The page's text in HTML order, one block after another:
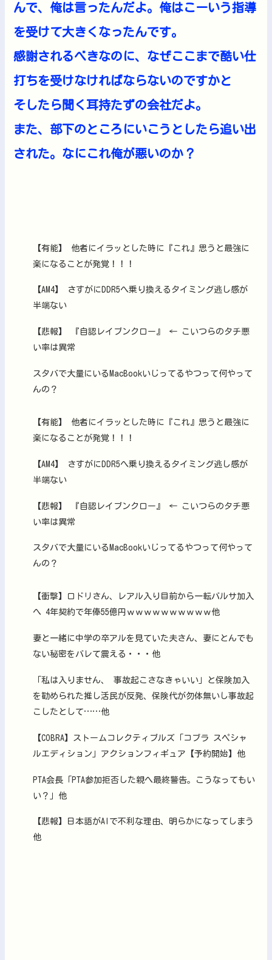
んで、俺は言ったんだよ。俺はこーいう指導
を受けて大きくなったんです。
感謝されるべきなのに、なぜここまで酷い仕
打ちを受けなければならないのですかと
そしたら聞く耳持たずの会社だよ。
また、部下のところにいこうとしたら追い出
された。なにこれ俺が悪いのか？
【有能】 他者にイラッとした時に『これ』思うと最強に
楽になることが発覚！！！
【AM4】 さすがにDDR5へ乗り換えるタイミング逃し感が
半端ない
【悲報】 『自認レイブンクロー』 ← こいつらのタチ悪
い率は異常
スタバで大量にいるMacBookいじってるやつって何やって
んの？
【有能】 他者にイラッとした時に『これ』思うと最強に
楽になることが発覚！！！
【AM4】 さすがにDDR5へ乗り換えるタイミング逃し感が
半端ない
【悲報】 『自認レイブンクロー』 ← こいつらのタチ悪
い率は異常
スタバで大量にいるMacBookいじってるやつって何やって
んの？
【衝撃】ロドリさん、レアル入り目前から一転バルサ加入
へ 4年契約で年俸55億円ｗｗｗｗｗｗｗｗｗｗ他
妻と一緒に中学の卒アルを見ていた夫さん、妻にとんでも
ない秘密をバレて震える・・・他
「私は入りません、 事故起こさなきゃいい」と保険加入
を勧められた推し活民が反発、保険代が勿体無いし事故起
こしたとして……他
【COBRA】ストームコレクティブルズ「コブラ スペシャ
ルエディション」アクションフィギュア【予約開始】他
PTA会長「PTA参加拒否した親へ最終警告。こうなってもい
い？」他
【悲報】日本語がAIで不利な理由、明らかになってしまう
他